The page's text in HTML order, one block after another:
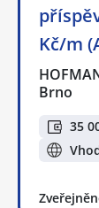
Kč/m
Brno
35